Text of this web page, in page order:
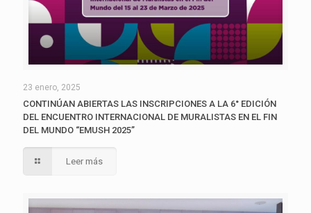
23 enero, 2025
CONTINÚAN ABIERTAS LAS INSCRIPCIONES A LA 6° EDICIÓN
DEL ENCUENTRO INTERNACIONAL DE MURALISTAS EN EL FIN
DEL MUNDO “EMUSH 2025”
Leer más